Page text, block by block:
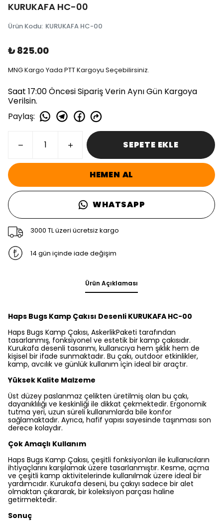
KURUKAFA HC-00
Ürün Kodu: KURUKAFA HC-00
₺ 825.00
MNG Kargo Yada PTT Kargoyu Seçebilirsiniz.
Saat 17:00 Öncesi Sipariş Verin Aynı Gün Kargoya
Verilsin.
Paylaş:
SEPETE EKLE
HEMEN AL
WHATSAPP
3000 TL üzeri ücretsiz kargo
14 gün içinde iade değişim
Ürün Açıklaması
Haps Bugs Kamp Çakısı Desenli KURUKAFA HC-00
Haps Bugs Kamp Çakısı, AskerlikPaketi tarafından
tasarlanmış, fonksiyonel ve estetik bir kamp çakısıdır.
Kurukafa desenli tasarımı, kullanıcıya hem şıklık hem de
kişisel bir ifade sunmaktadır. Bu çakı, outdoor etkinlikler,
kamp, avcılık ve günlük kullanım için ideal bir araçtır.
Yüksek Kalite Malzeme
Üst düzey paslanmaz çelikten üretilmiş olan bu çakı,
dayanıklılığı ve keskinliği ile dikkat çekmektedir. Ergonomik
tutma yeri, uzun süreli kullanımlarda bile konfor
sağlamaktadır. Ayrıca, hafif yapısı sayesinde taşınması son
derece kolaydır.
Çok Amaçlı Kullanım
Haps Bugs Kamp Çakısı, çeşitli fonksiyonları ile kullanıcıların
ihtiyaçlarını karşılamak üzere tasarlanmıştır. Kesme, açma
ve çeşitli kamp aktivitelerinde kullanılmak üzere ideal bir
yardımcıdır. Kurukafa deseni, bu çakıyı sadece bir alet
olmaktan çıkararak, bir koleksiyon parçası haline
getirmektedir.
Sonuç